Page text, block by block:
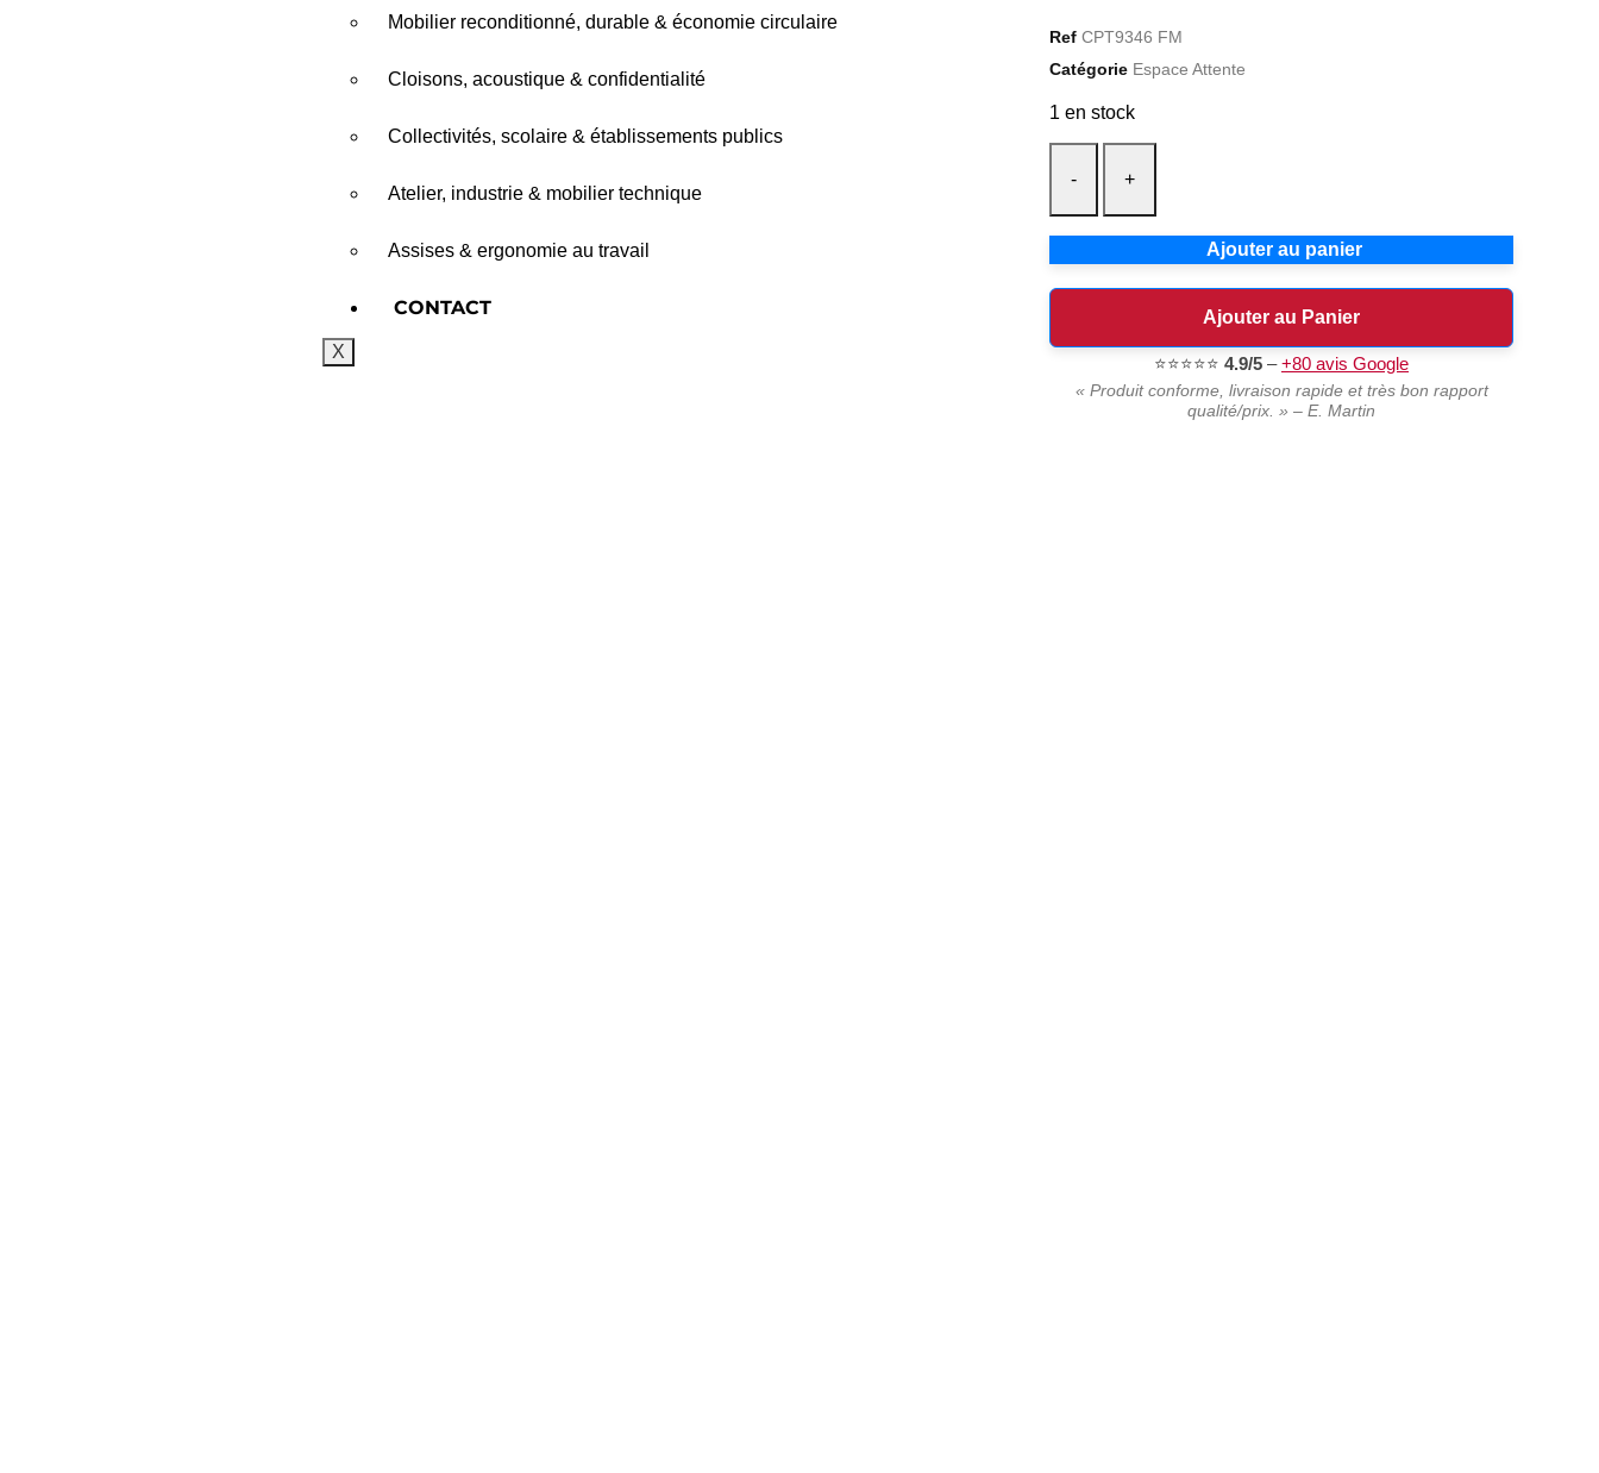
Mobilier reconditionné, durable & économie circulaire
Cloisons, acoustique & confidentialité
Collectivités, scolaire & établissements publics
Atelier, industrie & mobilier technique
Assises & ergonomie au travail
CONTACT
X
Ref CPT9346 FM
Catégorie Espace Attente
1 en stock
- +
Ajouter au panier
Ajouter au Panier
⭐⭐⭐⭐⭐ 4.9/5 –+80 avis Google
« Produit conforme, livraison rapide et très bon rapport
qualité/prix. » – E. Martin